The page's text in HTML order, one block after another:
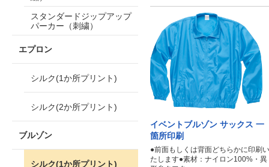
イベントブルゾン サックス 一
箇所印刷
●前面もしくは背面どちらかに印刷い
たします●素材：ナイロン100%・異
スタンダードジップアップ
パーカー（刺繍）
エプロン
シルク(1か所プリント)
シルク(2か所プリント)
ブルゾン
シルク(1か所プリント)